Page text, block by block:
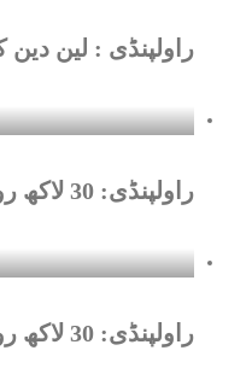
راولپنڈی : لین دین
راولپنڈی: 30 لاکھ روپے کی چوری میں ملوث
راولپنڈی: 30 لاکھ روپے کی چوری میں ملوث